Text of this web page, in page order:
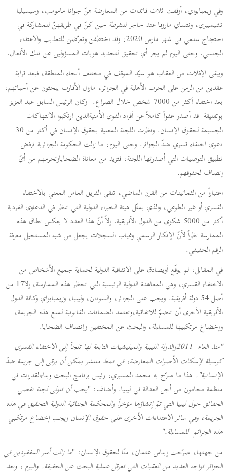
وفي زيمبابواي، أوقفت ثلاث قائدات من المعارضة هنّ جوانا مامومب، وسيسيليا
تشيمبيري، ونتساي ماروفا عند حاجز للشرطة حين كنّ في طريقهنّ للمشاركة في
احتجاج سلمي في شهر مارس 2020، وقد اختطفن وتعرّضن للتعذيب والاعتداء
الجنسي. وحتى اليوم لم يجر أي تحقيق لتحديد هويات المسؤولين عن تلك الأفعال.
ويبقى الإفلات من العقاب هو سيّد الموقف في مختلف أنحاء المنطقة، فبعد قرابة
عقدين من الزمن على الحرب الأهلية في الجزائر، مازال الأقارب يبحثون عن أحبائهم،
بعد اختفاء أكثر من 7000 شخص خلال الصراع. وكان الرئيس السابق عبد العزيز
بوتفليقة قد أصدر عفواً كاملاً عن أفراد القوى الأمنيةالذين ارتكبوا الانتهاكات
الجسيمة لحقوق الإنسان. ونظرت اللجنة المعنية بحقوق الإنسان في أكثر من 30
دعوى اختفاء قسري ضدّ الجزائر. وحتى اليوم، ما زالت الحكومة الجزائرية ترفض
تطبيق التوصيات التي أصدرتها اللجنة، فتزيد من معاناة الضحاياوتحرمهم من أيّ
إنصاف لحقوقهم.
اعتباراً من الثمانينات من القرن الماضي، تلقى الفريق العامل المعني بالاختفاء
القسري أو غير الطوعي، والذي يمثّل هيئة الخبراء الدولية التي تنظر في الدعاوى الفردية
أكثر من 5000 شكوى من الدول الأفريقية. إلاّ أنّ هذا العدد لا يعكس نطاق هذه
الممارسة نظراً لأنّ الإنكار الرسمي وغياب السجلات يجعل من شبه المستحيل معرفة
الرقم الحقيقي.
في المقابل، لم يوقّع أويصادق على الاتفاقية الدولية لحماية جميع الأشخاص من
الاختفاء القسري، وهي المعاهدة الدولية الرئيسية التي تحظر هذه الممارسة، إلا17 من
أصل 54 دولة أفريقية. ويجب على الجزائر، والسودان، وليبيا، وزيمبابواي وكافة الدول
الأفريقية الأخرى أن تنضمّ للاتفاقية،وتعتمد الضمانات القانونية لمنع هذه الجريمة،
وإخضاع مرتكبيها للمساءلة، والبحث عن المختفين وإنصاف الضحايا.
"منذ العام 2011والدولة الليبية والميليشيات التابعة لها تلجأ إلى الاختفاء القسري
كوسيلة لإسكات الأصوات المعارضة، في نمط منتشر يمكن أن يرقى إلى جريمة ضدّ
الإنسانية". هذا ما صرّح به محمد المسيري، رئيس برنامج البحث وبناءالقدرات في
منظمة محامون من أجل العدالة في ليبيا. وأضاف: "يجب أن تتولى لجنة تقصي
الحقائق حول ليبيا التي تمّ إنشاؤها مؤخراً والمحكمة الجنائية الدولية التحقيق في هذه
الجريمة، وفي سائر الاعتداءات الأخرى على حقوق الإنسان ويجب إخضاع مرتكبي
هذه الجرائم للمساءلة."
من جهتها، صرّحت إيناس عثمان، منّا لحقوق الإنسان: "ما زالت أسر المفقودين في
الجزائر تواجه العديد من العقبات التي تعرقل عملية البحث عن الحقيقة. واليوم ، وبعد